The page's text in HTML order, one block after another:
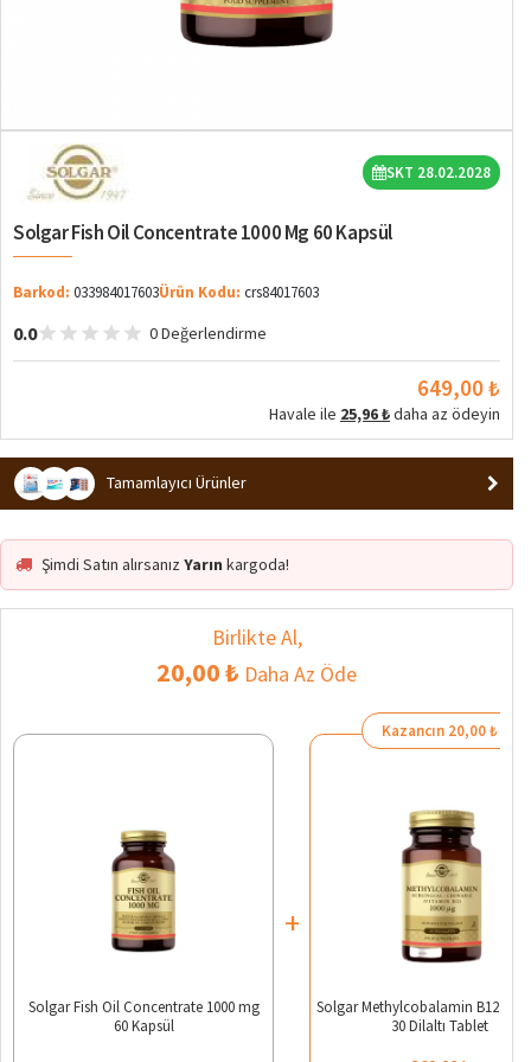
SKT 28.02.2028
Solgar Fish Oil Concentrate 1000 Mg 60 Kapsül
Barkod: 033984017603Ürün Kodu: crs84017603
0.0 0 Değerlendirme
649,00 ₺
Havale ile 25,96 ₺daha az ödeyin
Tamamlayıcı Ürünler
Şimdi Satın alırsanızYarın kargoda!
Birlikte Al,
20,00 ₺ Daha Az Öde
Solgar Fish Oil Concentrate 1000 mg
60 Kapsül
+
Kazancın 20,00 ₺
Solgar Methylcobalamin B12
30 Dilaltı Tablet